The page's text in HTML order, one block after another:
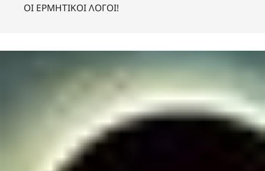
ΟΙ ΕΡΜΗΤΙΚΟΙ ΛΟΓΟΙ!